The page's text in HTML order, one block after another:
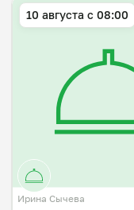
10 августа с 08:00
Ирина Сычева